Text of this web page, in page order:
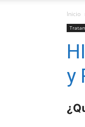
Inicio
y